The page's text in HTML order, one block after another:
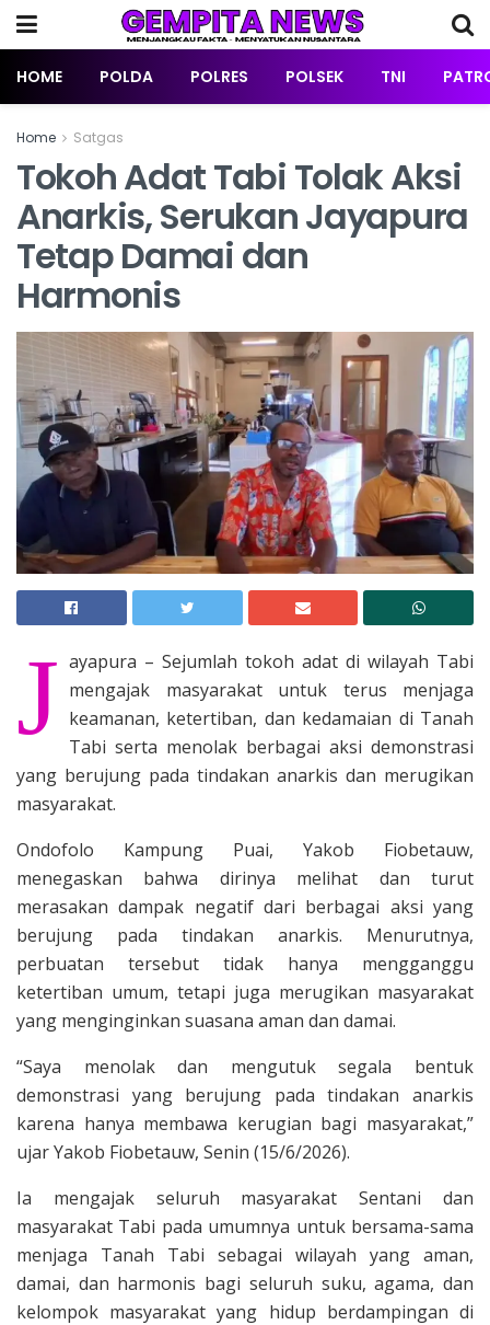
HOME POLDA POLRES POLSEK TNI
Home Satgas
Tokoh Adat Tabi Tolak Aksi
Anarkis, Serukan Jayapura
Tetap Damai dan
Harmonis
J ayapura – Sejumlah tokoh adat di wilayah Tabi
mengajak masyarakat untuk terus menjaga
keamanan, ketertiban, dan kedamaian di Tanah
Tabi serta menolak berbagai aksi demonstrasi
yang berujung pada tindakan anarkis dan merugikan
masyarakat.
Ondofolo Kampung Puai, Yakob Fiobetauw,
menegaskan bahwa dirinya melihat dan turut
merasakan dampak negatif dari berbagai aksi yang
berujung pada tindakan anarkis. Menurutnya,
perbuatan tersebut tidak hanya mengganggu
ketertiban umum, tetapi juga merugikan masyarakat
yang menginginkan suasana aman dan damai.
“Saya menolak dan mengutuk segala bentuk
demonstrasi yang berujung pada tindakan anarkis
karena hanya membawa kerugian bagi masyarakat,”
ujar Yakob Fiobetauw, Senin (15/6/2026).
Ia mengajak seluruh masyarakat Sentani dan
masyarakat Tabi pada umumnya untuk bersama-sama
menjaga Tanah Tabi sebagai wilayah yang aman,
damai, dan harmonis bagi seluruh suku, agama, dan
kelompok masyarakat yang hidup berdampingan di